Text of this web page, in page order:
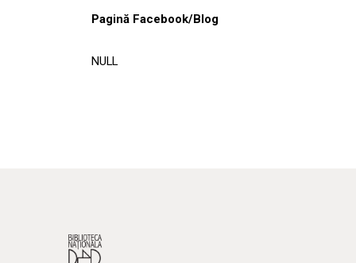
Pagină Facebook/Blog
NULL